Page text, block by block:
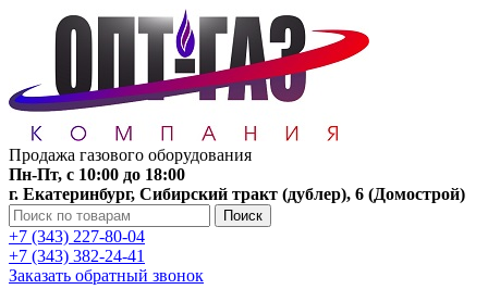
Продажа газового оборудования
Пн-Пт, с 10:00 до 18:00
г. Екатеринбург, Сибирский тракт (дублер), 6 (Домострой)
Поиск
+7 (343) 227-80-04
+7 (343) 382-24-41
Заказать обратный звонок